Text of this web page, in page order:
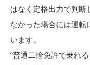
はなく定格出力で判断
なかった場合には運転
います。
“普通二輪免許で乗れ